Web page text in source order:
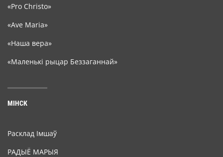
«Pro Christo»
«Ave Maria»
«Наша вера»
«Маленькі рыцар Беззаганнай»
МІНСК
Расклад Імшаў
РАДЫЁ МАРЫЯ